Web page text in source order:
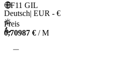
Deutsch| EUR - €
Preis
0,70987 € / M